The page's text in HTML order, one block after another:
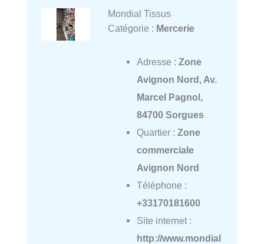
Mondial Tissus
Catégorie : Mercerie
Adresse : Zone
Avignon Nord, Av.
Marcel Pagnol,
84700 Sorgues
Quartier : Zone
commerciale
Avignon Nord
Téléphone :
+33170181600
Site internet :
http://www.mondial